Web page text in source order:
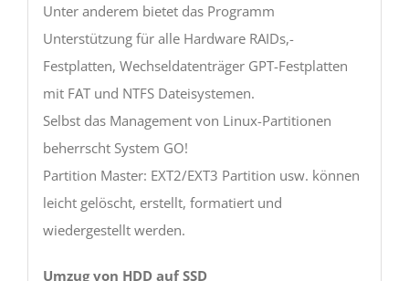
Unter anderem bietet das Programm
Unterstützung für alle Hardware RAIDs,-
Festplatten, Wechseldatenträger GPT-Festplatten
mit FAT und NTFS Dateisystemen.
Selbst das Management von Linux-Partitionen
beherrscht System GO!
Partition Master: EXT2/EXT3 Partition usw. können
leicht gelöscht, erstellt, formatiert und
wiedergestellt werden.
Umzug von HDD auf SSD